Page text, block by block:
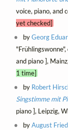
voice, piano, and
yet checked]
byGeorg
and piano ],
1 time]
by Robert
Singstimme mit
piano ], Leipzig,
byAugust